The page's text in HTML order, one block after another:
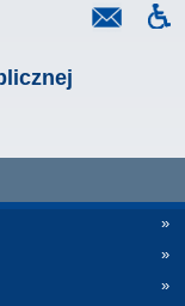
»
»
»